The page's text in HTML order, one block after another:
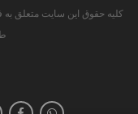
کلیه حقوق این سایت متعلق به